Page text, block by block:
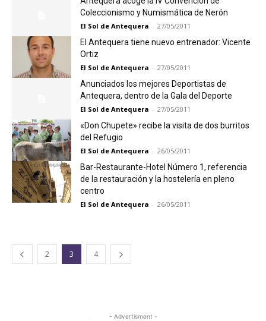
Coleccionismo y Numismática de Nerón
El Sol de Antequera - 27/05/2011
El Antequera tiene nuevo entrenador: Vicente
Ortiz
El Sol de Antequera - 27/05/2011
Anunciados los mejores Deportistas de
Antequera, dentro de la Gala del Deporte
El Sol de Antequera - 27/05/2011
«Don Chupete» recibe la visita de dos burritos
del Refugio
El Sol de Antequera - 26/05/2011
Bar-Restaurante-Hotel Número 1, referencia
de la restauración y la hostelería en pleno
centro
El Sol de Antequera - 26/05/2011
2 3 4
- Advertisment -